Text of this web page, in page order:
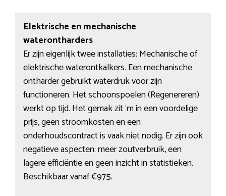
Elektrische en mechanische
waterontharders
Er zijn eigenlijk twee installaties: Mechanische of
elektrische waterontkalkers. Een mechanische
ontharder gebruikt waterdruk voor zijn
functioneren. Het schoonspoelen (Regenereren)
werkt op tijd. Het gemak zit ‘m in een voordelige
prijs, geen stroomkosten en een
onderhoudscontract is vaak niet nodig. Er zijn ook
negatieve aspecten: meer zoutverbruik, een
lagere efficiëntie en geen inzicht in statistieken.
Beschikbaar vanaf €975.